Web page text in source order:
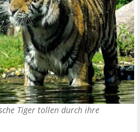
Tiger tollen durch ihre